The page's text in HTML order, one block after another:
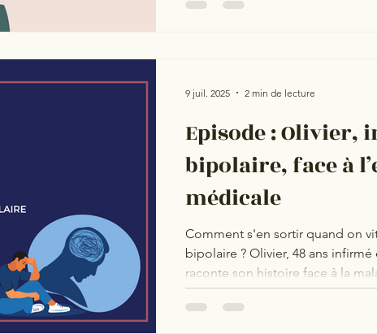
Episode :
bipolaire, face à
médicale
Comment s'en sortir quand on
bipolaire ? Olivier, 48 ans
raconte son histoire face à la
médicale et le regard des autres.
9 juil. 2025 2 min de lecture